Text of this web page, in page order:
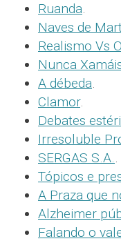
Ruanda.
Naves de
Realismo Vs
Nunca
A débeda.
Clamor.
Debates
Irresoluble
SERGAS S.A..
Tópicos e
A Praza que
Alzheimer
Falando o